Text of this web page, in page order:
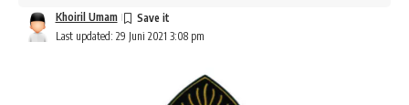
Last updated: 29 Juni 2021 3:08 pm
Khoiril Umam